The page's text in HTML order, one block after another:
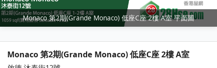
Monaco 第2期(Grande Monaco) 低座C座 2樓 A室 平面圖
Monaco 第2期(Grande Monaco) 低座C座 2樓 A室